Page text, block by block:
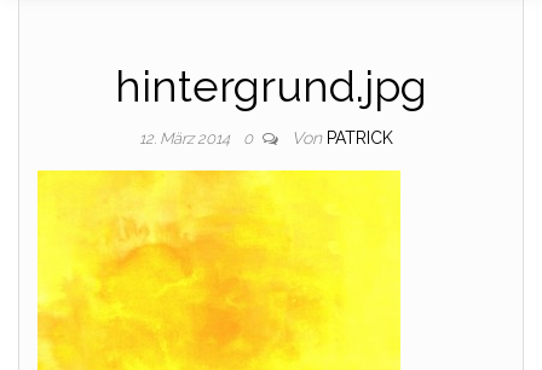
hintergrund.jpg
12. März 2014 0 Von PATRICK